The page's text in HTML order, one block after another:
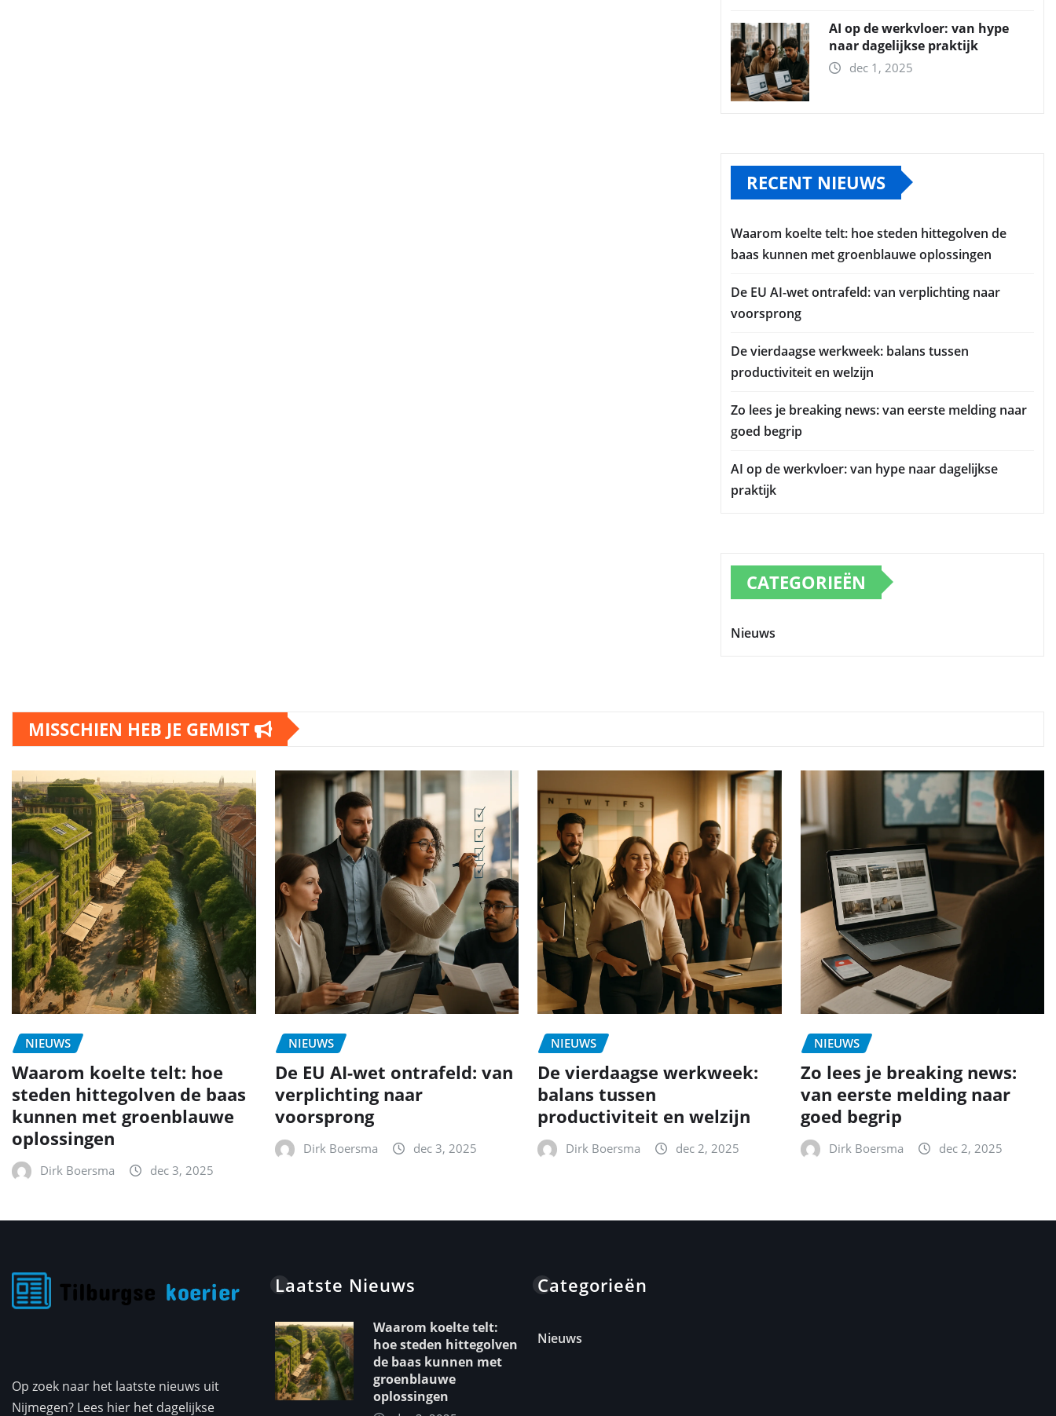
AI op de werkvloer: van hype
naar dagelijkse praktijk
dec 1, 2025
RECENT NIEUWS
Waarom koelte telt: hoe steden hittegolven de
baas kunnen met groenblauwe oplossingen
De EU AI-wet ontrafeld: van verplichting naar
voorsprong
De vierdaagse werkweek: balans tussen
productiviteit en welzijn
Zo lees je breaking news: van eerste melding naar
goed begrip
AI op de werkvloer: van hype naar dagelijkse
praktijk
CATEGORIEËN
Nieuws
MISSCHIEN HEB JE GEMIST
NIEUWS
Waarom koelte telt: hoe
steden hittegolven de baas
kunnen met groenblauwe
oplossingen
Dirk Boersma dec 3, 2025
NIEUWS
De EU AI-wet ontrafeld: van
verplichting naar
voorsprong
Dirk Boersma dec 3, 2025
NIEUWS
De vierdaagse werkweek:
balans tussen
productiviteit en welzijn
Dirk Boersma dec 2, 2025
NIEUWS
Zo lees je breaking news:
van eerste melding naar
goed begrip
Dirk Boersma dec 2, 2025
Op zoek naar het laatste nieuws uit
Nijmegen? Lees hier het dagelijkse
Laatste Nieuws
Waarom koelte telt:
hoe steden hittegolven
de baas kunnen met
groenblauwe
oplossingen
Categorieën
Nieuws